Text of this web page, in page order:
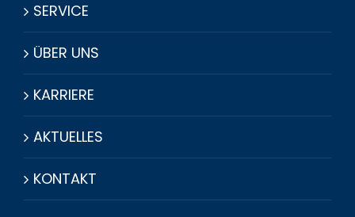
SERVICE
ÜBER UNS
KARRIERE
AKTUELLES
KONTAKT